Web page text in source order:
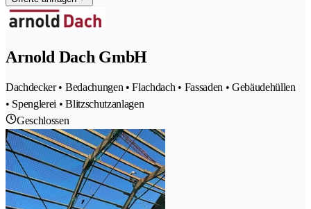
Arnold Dach GmbH
Dachdecker • Bedachungen • Flachdach • Fassaden • Gebäudehüllen
• Spenglerei • Blitzschutzanlagen
Geschlossen